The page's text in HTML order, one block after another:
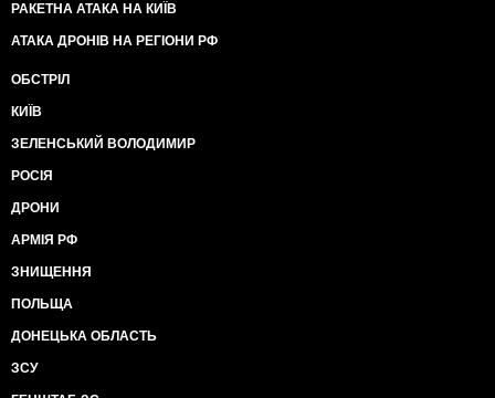
РАКЕТНА АТАКА НА КИЇВ
АТАКА ДРОНІВ НА РЕГІОНИ РФ
ОБСТРІЛ
КИЇВ
ЗЕЛЕНСЬКИЙ ВОЛОДИМИР
РОСІЯ
ДРОНИ
АРМІЯ РФ
ЗНИЩЕННЯ
ПОЛЬЩА
ДОНЕЦЬКА ОБЛАСТЬ
ЗСУ